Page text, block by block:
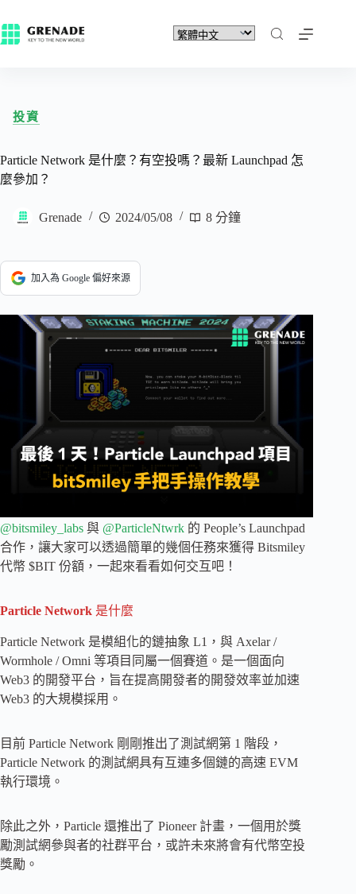
投資
Particle Network 是什麼？有空投嗎？最新 Launchpad 怎
麼參加？
Grenade 2024/05/08 8 分鐘
加入為 Google 偏好來源
@bitsmiley_labs 與 @ParticleNtwrk 的 People’s Launchpad
合作，讓大家可以透過簡單的幾個任務來獲得 Bitsmiley
代幣 $BIT 份額，一起來看看如何交互吧！
Particle Network 是什麼
Particle Network 是模組化的鏈抽象 L1，與 Axelar /
Wormhole / Omni 等項目同屬一個賽道。是一個面向
Web3 的開發平台，旨在提高開發者的開發效率並加速
Web3 的大規模採用。
目前 Particle Network 剛剛推出了測試網第 1 階段，
Particle Network 的測試網具有互連多個鏈的高速 EVM
執行環境。
除此之外，Particle 還推出了 Pioneer 計畫，一個用於獎
勵測試網參與者的社群平台，或許未來將會有代幣空投
獎勵。